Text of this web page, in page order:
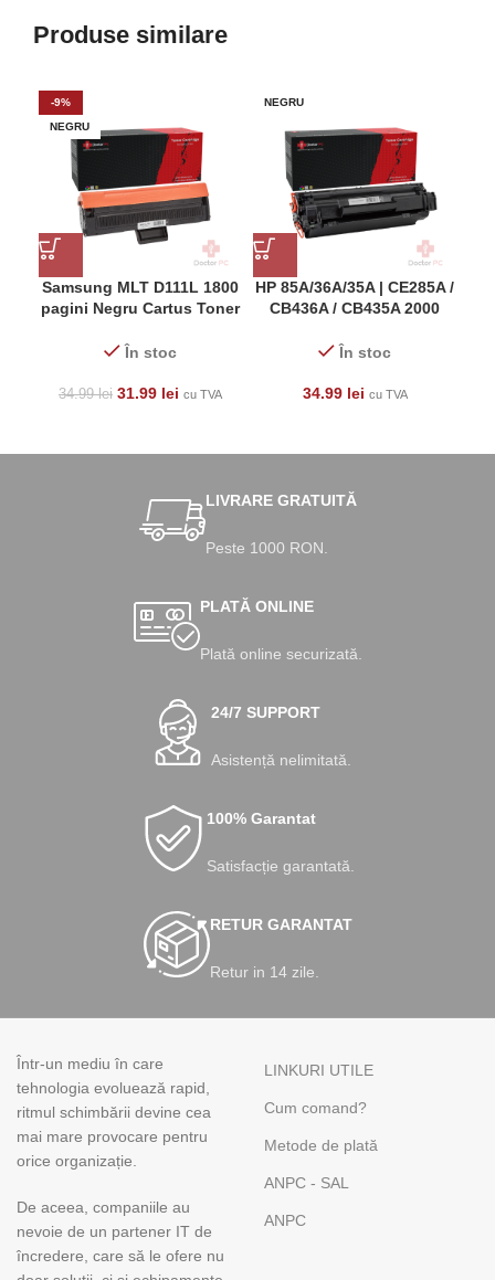
Produse similare
-9%
NEGRU
Samsung MLT D111L 1800
pagini Negru Cartus Toner
În stoc
34.99lei 31.99 lei cu TVA
NEGRU
HP 85A/36A/35A | CE285A /
CB436A / CB435A 2000
Laser
În stoc
34.99 lei cu TVA
LIVRARE GRATUITĂ
Peste 1000 RON.
PLATĂ ONLINE
Plată online securizată.
24/7 SUPPORT
Asistență nelimitată.
100% Garantat
Satisfacție garantată.
RETUR GARANTAT
Retur in 14 zile.
Într-un mediu în care
tehnologia evoluează rapid,
ritmul schimbării devine cea
mai mare provocare pentru
orice organizație.
De aceea, companiile au
nevoie de un partener IT de
încredere, care să le ofere nu
LINKURI UTILE
Cum comand?
Metode de plată
ANPC - SAL
ANPC